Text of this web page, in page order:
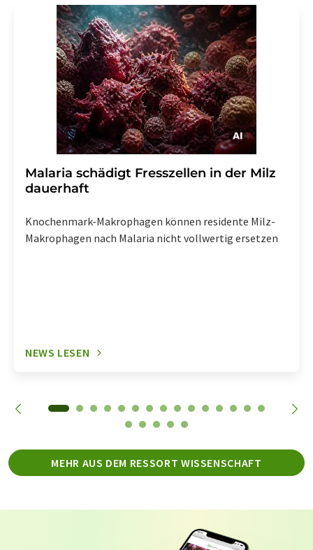
Malaria schädigt Fresszellen in der Milz
dauerhaft
Knochenmark-Makrophagen können residente Milz-
Makrophagen nach Malaria nicht vollwertig ersetzen
NEWS LESEN
MEHR AUS DEM RESSORT WISSENSCHAFT